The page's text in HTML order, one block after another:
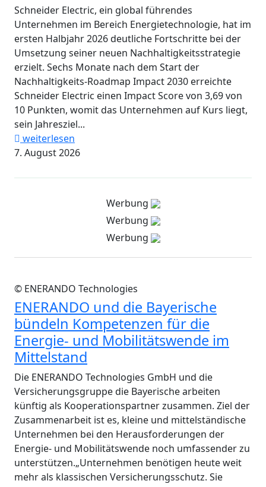
Schneider Electric, ein global führendes
Unternehmen im Bereich Energietechnologie, hat im
ersten Halbjahr 2026 deutliche Fortschritte bei der
Umsetzung seiner neuen Nachhaltigkeitsstrategie
erzielt. Sechs Monate nach dem Start der
Nachhaltigkeits-Roadmap Impact 2030 erreichte
Schneider Electric einen Impact Score von 3,69 von
10 Punkten, womit das Unternehmen auf Kurs liegt,
sein Jahresziel...
weiterlesen
7. August 2026
Werbung
Werbung
Werbung
© ENERANDO Technologies
ENERANDO und die Bayerische
bündeln Kompetenzen für die
Energie- und Mobilitätswende im
Mittelstand
Die ENERANDO Technologies GmbH und die
Versicherungsgruppe die Bayerische arbeiten
künftig als Kooperationspartner zusammen. Ziel der
Zusammenarbeit ist es, kleine und mittelständische
Unternehmen bei den Herausforderungen der
Energie- und Mobilitätswende noch umfassender zu
unterstützen.„Unternehmen benötigen heute weit
mehr als klassischen Versicherungsschutz. Sie